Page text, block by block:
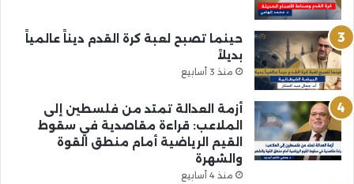
حينما تصبح لعبة كرة القدم ديناً عالمياً
بديلاً
منذ 3 أسابيع
أزمة العدالة تمتد من فلسطين إلى
الملاعب: قراءة مقاصدية في سقوط
القيم الرياضية أمام منطق القوة
والشهرة
منذ 4 أسابيع